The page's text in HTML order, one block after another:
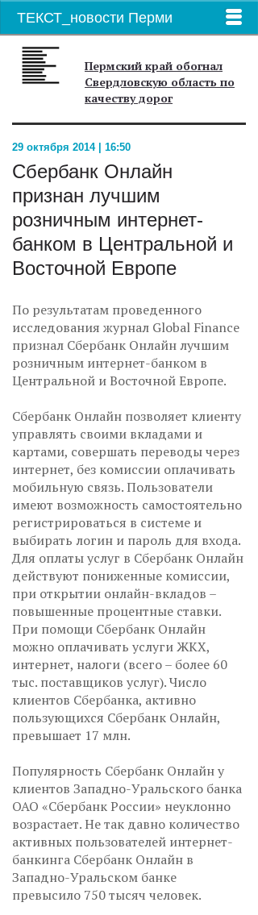
ТЕКСТ_новости Перми
Пермский край обогнал
Свердловскую область по
качеству дорог
29 октября 2014 | 16:50
Сбербанк Онлайн
признан лучшим
розничным интернет-
банком в Центральной и
Восточной Европе
По результатам проведенного
исследования журнал Global Finance
признал Сбербанк Онлайн лучшим
розничным интернет-банком в
Центральной и Восточной Европе.
Сбербанк Онлайн позволяет клиенту
управлять своими вкладами и
картами, совершать переводы через
интернет, без комиссии оплачивать
мобильную связь. Пользователи
имеют возможность самостоятельно
регистрироваться в системе и
выбирать логин и пароль для входа.
Для оплаты услуг в Сбербанк Онлайн
действуют пониженные комиссии,
при открытии онлайн-вкладов –
повышенные процентные ставки.
При помощи Сбербанк Онлайн
можно оплачивать услуги ЖКХ,
интернет, налоги (всего – более 60
тыс. поставщиков услуг). Число
клиентов Сбербанка, активно
пользующихся Сбербанк Онлайн,
превышает 17 млн.
Популярность Сбербанк Онлайн у
клиентов Западно-Уральского банка
ОАО «Сбербанк России» неуклонно
возрастает. Не так давно количество
активных пользователей интернет-
банкинга Сбербанк Онлайн в
Западно-Уральском банке
превысило 750 тысяч человек.